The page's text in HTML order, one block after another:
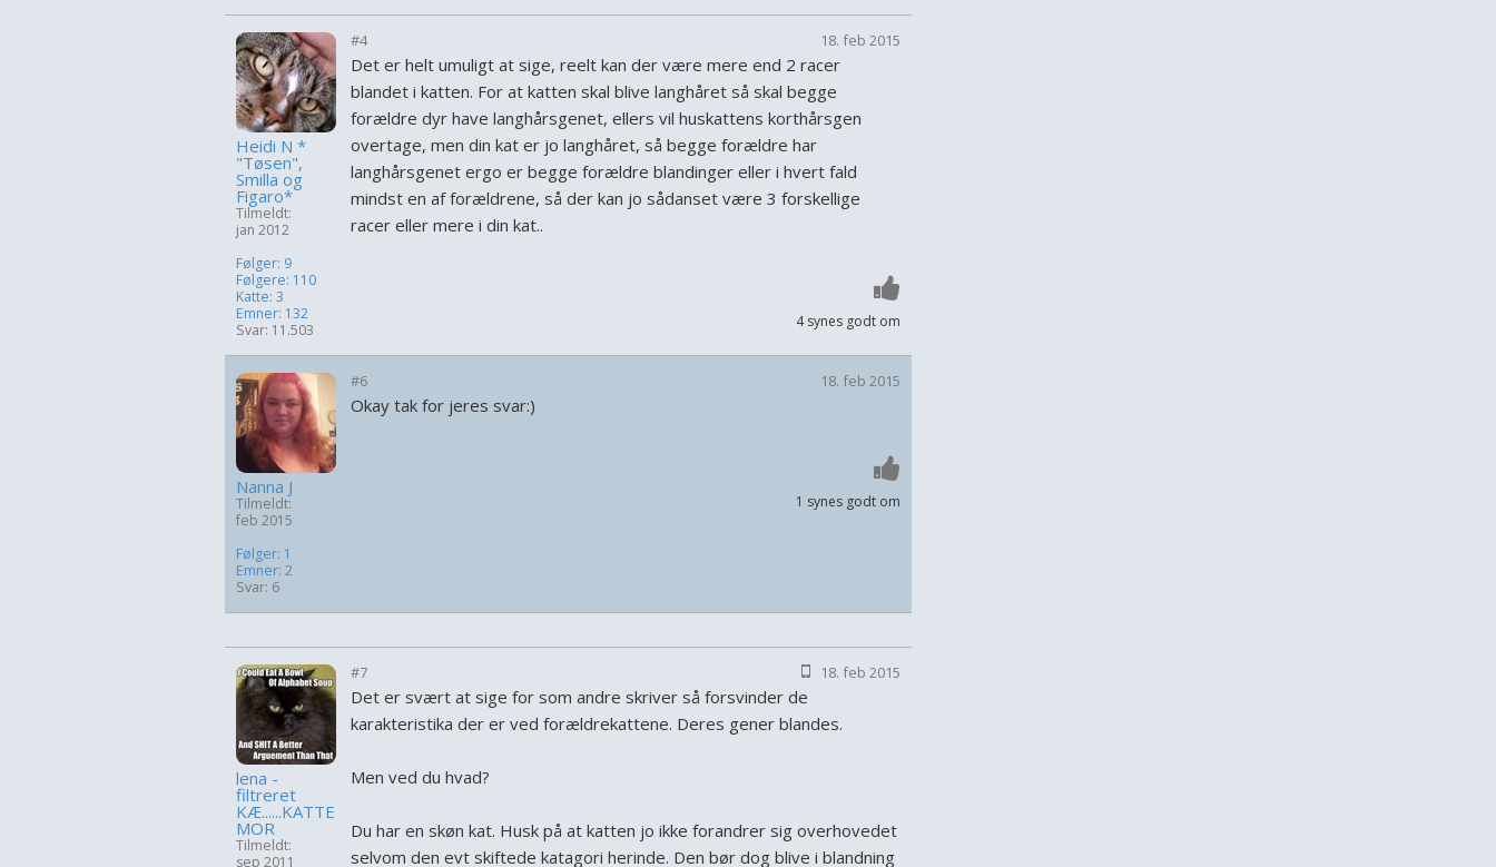
Heidi N *
"Tøsen",
Smilla og
Figaro*
Tilmeldt:
jan 2012
Følger: 9
Følgere: 110
Katte: 3
Emner: 132
Svar: 11.503
#4 18. feb 2015
Det er helt umuligt at sige, reelt kan der være mere end 2 racer
blandet i katten. For at katten skal blive langhåret så skal begge
forældre dyr have langhårsgenet, ellers vil huskattens korthårsgen
overtage, men din kat er jo langhåret, så begge forældre har
langhårsgenet ergo er begge forældre blandinger eller i hvert fald
mindst en af forældrene, så der kan jo sådanset være 3 forskellige
racer eller mere i din kat..
4 synes godt om
Nanna J
Tilmeldt:
feb 2015
Følger: 1
Emner: 2
Svar: 6
#6 18. feb 2015
Okay tak for jeres svar:)
1 synes godt om
lena -
filtreret
KÆ......KATTE
MOR
Tilmeldt:
sep 2011
#7 18. feb 2015
Det er svært at sige for som andre skriver så forsvinder de
karakteristika der er ved forældrekattene. Deres gener blandes.
Men ved du hvad?
Du har en skøn kat. Husk på at katten jo ikke forandrer sig overhovedet
selvom den evt skiftede katagori herinde. Den bør dog blive i blandning